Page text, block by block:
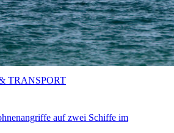
auf zwei Schiffe im
TRANSPORT